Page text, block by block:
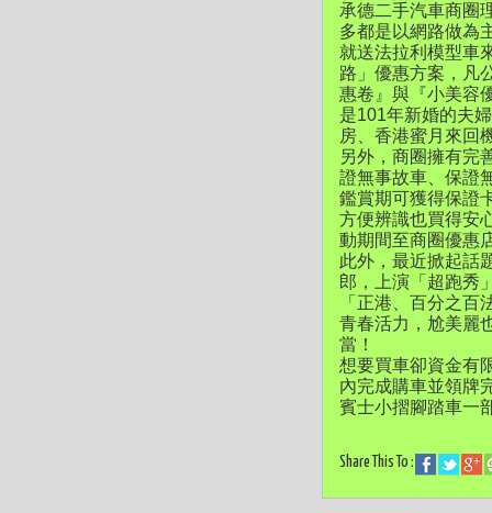
承德二手汽車商圈
多都是以網路做為
就送法拉利模型車
路」優惠方案，凡
惠卷』與『小美容
是101年新婚的夫
房、香港蜜月來回
另外，商圈擁有完
證無事故車、保證
鑑賞期可獲得保證
方便辨識也買得安
動期間至商圈優惠
此外，最近掀起話
郎，上演「超跑秀
「正港、百分之
青春活力，尬美麗
當！
想要買車卻資金有
內完成購車並領牌
賓士小摺腳踏車一
Share This To :